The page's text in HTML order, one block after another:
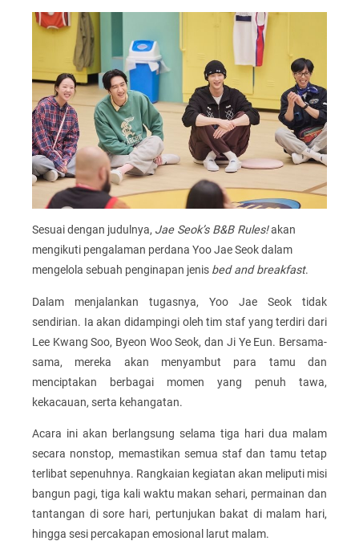
Sesuai dengan judulnya, Jae Seok’s B&B Rules!akan
mengikuti pengalaman perdana Yoo Jae Seok dalam
mengelola sebuah penginapan jenis bed and breakfast.
Dalam menjalankan tugasnya, Yoo Jae Seok tidak
sendirian. Ia akan didampingi oleh tim staf yang terdiri dari
Lee Kwang Soo, Byeon Woo Seok, dan Ji Ye Eun. Bersama-
sama, mereka akan menyambut para tamu dan
menciptakan berbagai momen yang penuh tawa,
kekacauan, serta kehangatan.
Acara ini akan berlangsung selama tiga hari dua malam
secara nonstop, memastikan semua staf dan tamu tetap
terlibat sepenuhnya. Rangkaian kegiatan akan meliputi misi
bangun pagi, tiga kali waktu makan sehari, permainan dan
tantangan di sore hari, pertunjukan bakat di malam hari,
hingga sesi percakapan emosional larut malam.